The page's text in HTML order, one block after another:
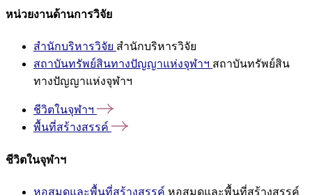
หน่วยงานด้านการวิจัย
สำนักบริหารวิจัย สำนักบริหารวิจัย
สถาบันทรัพย์สินทางปัญญาแห่งจุฬาฯ สถาบันทรัพย์สิน
ทางปัญญาแห่งจุฬาฯ
ชีวิตในจุฬาฯ
พื้นที่สร้างสรรค์
ชีวิตในจุฬาฯ
หอสมุดและพื้นที่สร้างสรรค์ หอสมุดและพื้นที่สร้างสรรค์